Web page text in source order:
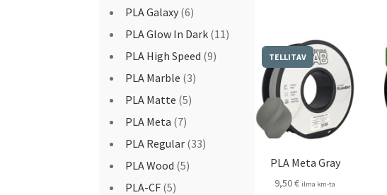
PLA Galaxy (6)
PLA Glow In Dark (11)
PLA High Speed (9)
PLA Marble (3)
PLA Matte (5)
PLA Meta (7)
PLA Regular (33)
PLA Wood (5)
PLA-CF (5)
TELLITAV
PLA Meta Gray
9,50€ ilma km-ta